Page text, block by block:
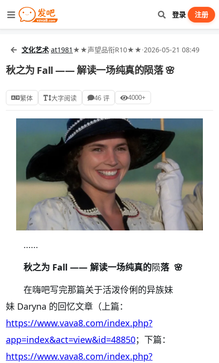
登录 注册
文化艺术·at1981 ★★声望品衔R10★★·2026-05-21 08:49
秋之为 Fall —— 解读一场纯真的陨落 🌸
繁体 大字阅读 46 评 4000+
......
秋之为 Fall —— 解读一场纯真的陨落 🌸
在嗨吧写完那篇关于活泼伶俐的异族妹
妹 Daryna 的回忆文章 （上篇：
https://www.vava8.com/index.php?
app=index&act=view&id=48850；下篇：
https://www.vava8.com/index.php?